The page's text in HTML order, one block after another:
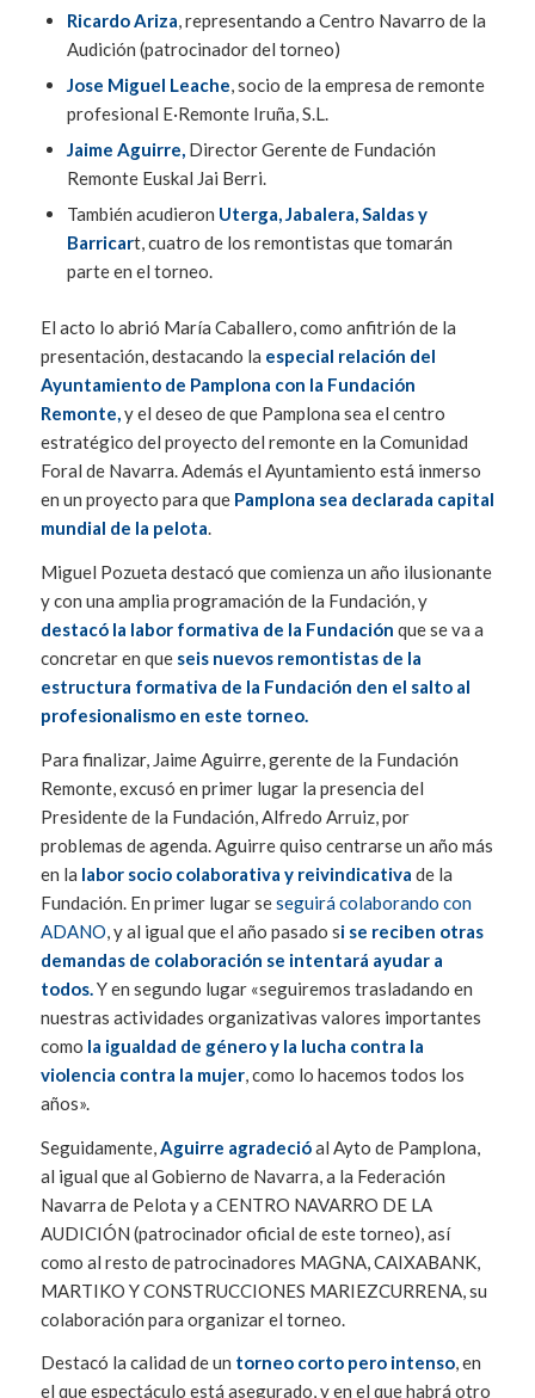
Ricardo Ariza, representando a Centro Navarro de la
Audición (patrocinador del torneo)
Jose Miguel Leache, socio de la empresa de remonte
profesional E·Remonte Iruña, S.L.
Jaime Aguirre,Director Gerente de Fundación
Remonte Euskal Jai Berri.
También acudieron Uterga, Jabalera, Saldas y
Barricart, cuatro de los remontistas que tomarán
parte en el torneo.
El acto lo abrió María Caballero, como anfitrión de la
presentación, destacando la especial relación del
Ayuntamiento de Pamplona con la Fundación
Remonte,y el deseo de que Pamplona sea el centro
estratégico del proyecto del remonte en la Comunidad
Foral de Navarra. Además el Ayuntamiento está inmerso
en un proyecto para que Pamplona sea declarada capital
mundial de la pelota.
Miguel Pozueta destacó que comienza un año ilusionante
y con una amplia programación de la Fundación, y
destacó la labor formativa de la Fundación que se va a
concretar en que seis nuevos remontistas de la
estructura formativa de la Fundación den el salto al
profesionalismo en este torneo.
Para finalizar, Jaime Aguirre, gerente de la Fundación
Remonte, excusó en primer lugar la presencia del
Presidente de la Fundación, Alfredo Arruiz, por
problemas de agenda. Aguirre quiso centrarse un año más
en la labor socio colaborativa y reivindicativa de la
Fundación. En primer lugar seseguirá colaborando con
ADANO, y al igual que el año pasado si se reciben otras
demandas de colaboración se intentará ayudar a
todos.Y en segundo lugar «seguiremos trasladando en
nuestras actividades organizativas valores importantes
como la igualdad de género y la lucha contra la
violencia contra la mujer, como lo hacemos todos los
años».
Seguidamente,Aguirre agradecióal Ayto de Pamplona,
al igual que al Gobierno de Navarra, a la Federación
Navarra de Pelota y a CENTRO NAVARRO DE LA
AUDICIÓN (patrocinador oficial de este torneo), así
como al resto de patrocinadores MAGNA, CAIXABANK,
MARTIKO Y CONSTRUCCIONES MARIEZCURRENA, su
colaboración para organizar el torneo.
Destacó la calidad de un torneo corto pero intenso, en
el que espectáculo está asegurado, y en el que habrá otro